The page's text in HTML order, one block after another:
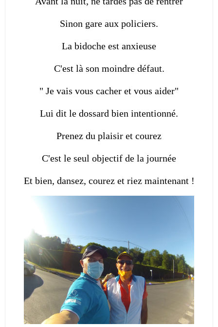
Sinon gare aux policiers.
La bidoche est anxieuse
C'est là son moindre défaut.
" Je vais vous cacher et vous aider"
Lui dit le dossard bien intentionné.
Prenez du plaisir et courez
C'est le seul objectif de la journée
Et bien, dansez, courez et riez maintenant !